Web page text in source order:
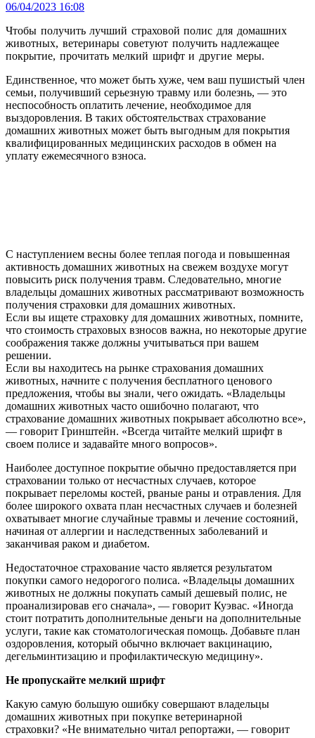
06/04/2023 16:08
Чтобы получить лучший страховой полис для домашних
животных, ветеринары советуют получить надлежащее
покрытие, прочитать мелкий шрифт и другие меры.
Единственное, что может быть хуже, чем ваш пушистый член
семьи, получивший серьезную травму или болезнь, — это
неспособность оплатить лечение, необходимое для
выздоровления. В таких обстоятельствах страхование
домашних животных может быть выгодным для покрытия
квалифицированных медицинских расходов в обмен на
уплату ежемесячного взноса.
С наступлением весны более теплая погода и повышенная
активность домашних животных на свежем воздухе могут
повысить риск получения травм. Следовательно, многие
владельцы домашних животных рассматривают возможность
получения страховки для домашних животных.
Если вы ищете страховку для домашних животных, помните,
что стоимость страховых взносов важна, но некоторые другие
соображения также должны учитываться при вашем
решении.
Если вы находитесь на рынке страхования домашних
животных, начните с получения бесплатного ценового
предложения, чтобы вы знали, чего ожидать. «Владельцы
домашних животных часто ошибочно полагают, что
страхование домашних животных покрывает абсолютно все»,
— говорит Гринштейн. «Всегда читайте мелкий шрифт в
своем полисе и задавайте много вопросов».
Наиболее доступное покрытие обычно предоставляется при
страховании только от несчастных случаев, которое
покрывает переломы костей, рваные раны и отравления. Для
более широкого охвата план несчастных случаев и болезней
охватывает многие случайные травмы и лечение состояний,
начиная от аллергии и наследственных заболеваний и
заканчивая раком и диабетом.
Недостаточное страхование часто является результатом
покупки самого недорогого полиса. «Владельцы домашних
животных не должны покупать самый дешевый полис, не
проанализировав его сначала», — говорит Куэвас. «Иногда
стоит потратить дополнительные деньги на дополнительные
услуги, такие как стоматологическая помощь. Добавьте план
оздоровления, который обычно включает вакцинацию,
дегельминтизацию и профилактическую медицину».
Не пропускайте мелкий шрифт
Какую самую большую ошибку совершают владельцы
домашних животных при покупке ветеринарной
страховки? «Не внимательно читал репортажи, — говорит